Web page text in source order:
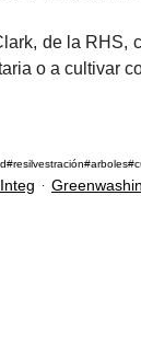
de la RHS,
o a cultivar
#resilvestración#arboles